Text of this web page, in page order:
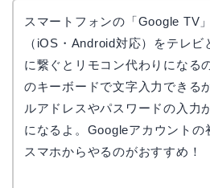
スマートフォンの「Google TV
（iOS・Android対応）をテレ
に繋ぐとリモコン代わりになる
のキーボードで文字入力できる
ルアドレスやパスワードの入力
になるよ。Googleアカウントの
スマホからやるのがおすすめ！